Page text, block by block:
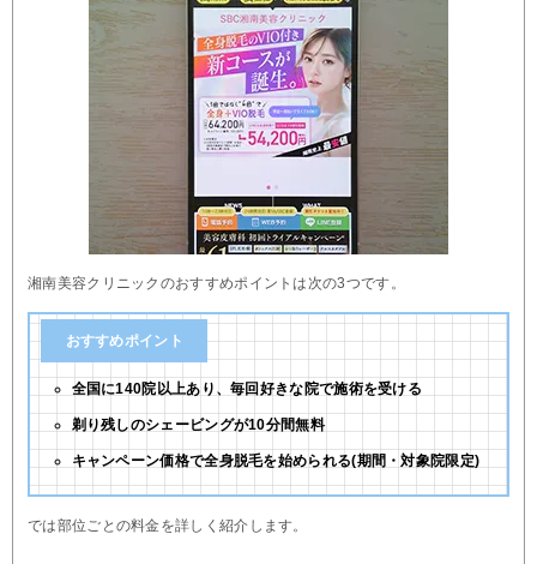
湘南美容クリニックのおすすめポイントは次の3つです。
おすすめポイント
全国に140院以上あり、毎回好きな院で施術を受ける
剃り残しのシェービングが10分間無料
キャンペーン価格で全身脱毛を始められる(期間・対象院限定)
では部位ごとの料金を詳しく紹介します。